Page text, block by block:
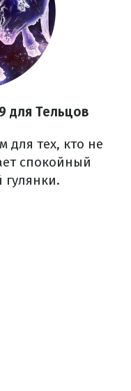
для Тельцов
для тех, кто не
спокойный